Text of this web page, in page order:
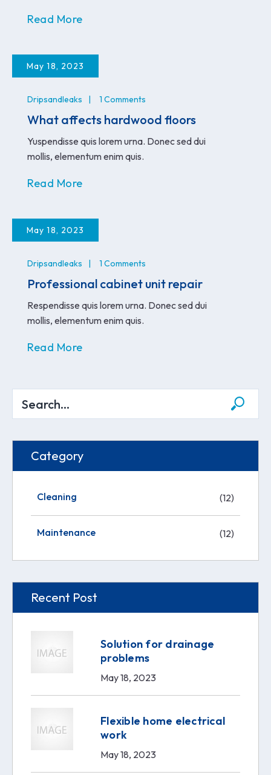
Read More
May 18, 2023
Dripsandleaks 1 Comments
What affects hardwood floors
Yuspendisse quis lorem urna. Donec sed dui
mollis, elementum enim quis.
Read More
May 18, 2023
Dripsandleaks 1 Comments
Professional cabinet unit repair
Respendisse quis lorem urna. Donec sed dui
mollis, elementum enim quis.
Read More
Category
Cleaning (12)
Maintenance (12)
Recent Post
Solution for drainage
problems
May 18, 2023
Flexible home electrical
work
May 18, 2023